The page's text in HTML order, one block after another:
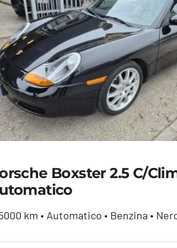
Boxster 2.5 C/
km • Automatico • Benzina •